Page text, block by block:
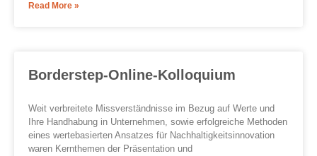
Read More »
Borderstep-Online-Kolloquium
Weit verbreitete Missverständnisse im Bezug auf Werte und
Ihre Handhabung in Unternehmen, sowie erfolgreiche Methoden
eines wertebasierten Ansatzes für Nachhaltigkeitsinnovation
waren Kernthemen der Präsentation und